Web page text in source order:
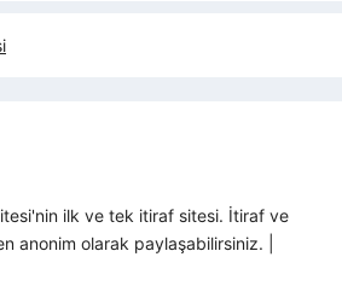
ilk ve tek itiraf sitesi. İtiraf ve
anonim olarak paylaşabilirsiniz. |